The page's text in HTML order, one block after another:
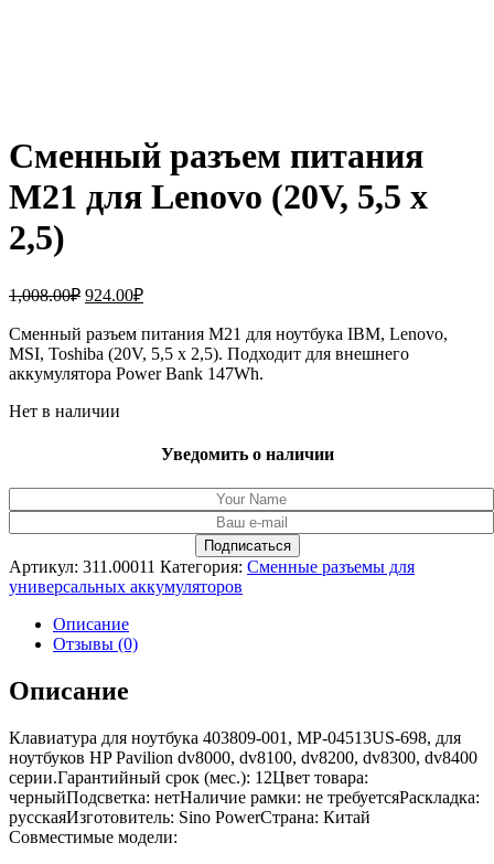
Сменный разъем питания
M21 для Lenovo (20V, 5,5 x
2,5)
1,008.00₽ Первоначальная
составляла
1,008.00₽.
924.00₽Текущая
924.00₽.
Сменный разъем питания M21 для ноутбука IBM, Lenovo,
MSI, Toshiba (20V, 5,5 x 2,5). Подходит для внешнего
аккумулятора Power Bank 147Wh.
Нет в наличии
Уведомить о наличии
Артикул: 311.00011 Категория: Сменные разъемы для
универсальных аккумуляторов
Описание
Отзывы (0)
Описание
Клавиатура для ноутбука 403809-001, MP-04513US-698, для
ноутбуков HP Pavilion dv8000, dv8100, dv8200, dv8300, dv8400
серии.Гарантийный срок (мес.): 12Цвет товара:
черныйПодсветка: нетНаличие рамки: не требуетсяРаскладка:
русскаяИзготовитель: Sino PowerСтрана: Китай
Совместимые модели: